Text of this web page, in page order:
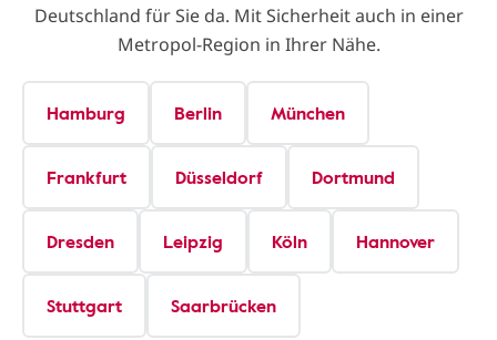
Deutschland für Sie da. Mit Sicherheit auch in einer
Metropol-Region in Ihrer Nähe.
Hamburg Berlin München
Frankfurt Düsseldorf Dortmund
Dresden Leipzig Köln Hannover
Stuttgart Saarbrücken